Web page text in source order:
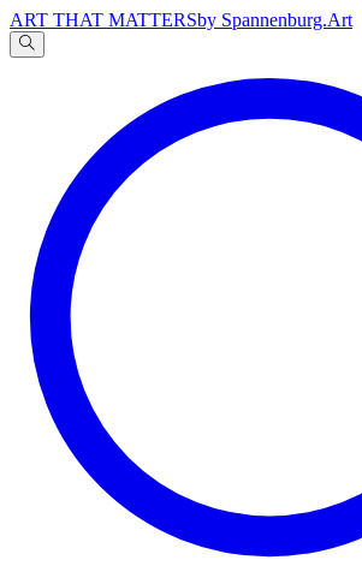
ART THAT MATTERSby Spannenburg.Art